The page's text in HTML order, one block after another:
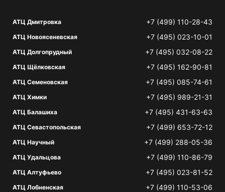
АТЦ Дмитровка +7 (499) 110-28-43
АТЦ Новоясеневская +7 (495) 023-10-01
АТЦ Долгопрудный +7 (495) 032-08-22
АТЦ Щёлковская +7 (495) 162-90-81
АТЦ Семеновская +7 (495) 085-74-61
АТЦ Химки +7 (495) 989-21-31
АТЦ Балашиха +7 (495) 431-63-63
АТЦ Севастопольская +7 (499) 653-72-12
АТЦ Научный +7 (499) 288-05-36
АТЦ Удальцова +7 (499) 110-86-79
АТЦ Алтуфьево +7 (495) 023-81-52
АТЦ Лобненская +7 (499) 110-53-06